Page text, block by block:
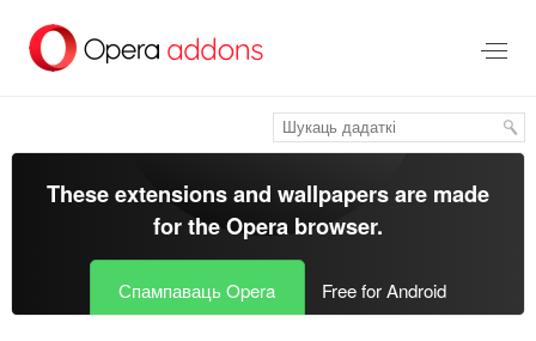
асноўнага
These extensions and wallpapers are made
for theOpera browser.
Спампаваць Opera Free for Android